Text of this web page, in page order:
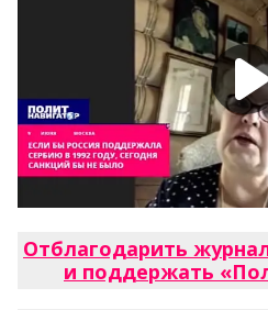
Отблагодарить
и поддержать